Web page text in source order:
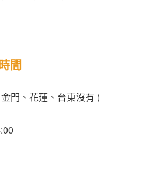
間
門、花蓮、台東沒有 )